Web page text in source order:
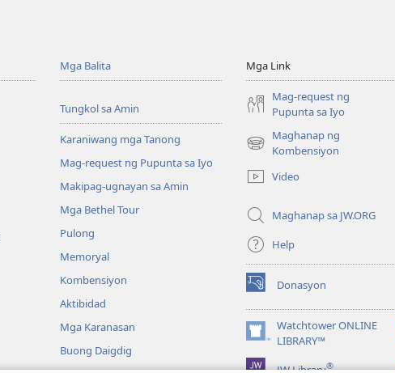
Mga Balita
Tungkol sa Amin
Karaniwang mga Tanong
Mag-request ng Pupunta sa Iyo
Makipag-ugnayan sa Amin
Mga Bethel Tour
Pulong
Memoryal
Kombensiyon
Aktibidad
Mga Karanasan
Buong Daigdig
Mga Link
Mag-request ng
Pupunta sa Iyo
Maghanap ng
Kombensiyon
(may
na
window)
Video
Maghanap sa JW.ORG
Help
Donasyon
(may
bubukas
na
bagong
Watchtower ONLINE
LIBRARY™
(may
bubukas
JW Library®